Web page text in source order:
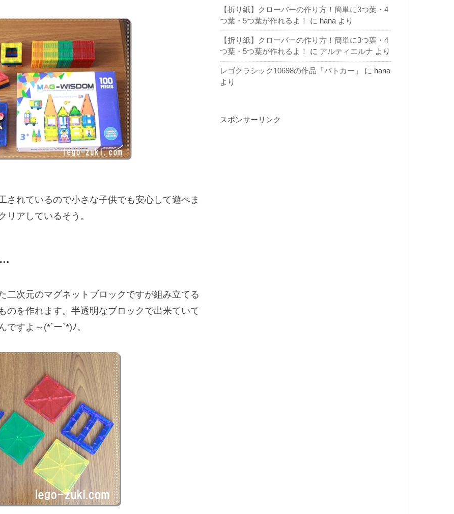
されているので小さな子供でも安心して遊べま
アしているそう。
…
二次元のマグネットブロックですが組み立てる
のを作れます。半透明なブロックで出来ていて
すよ～(*´ー`*)ﾉ。
【折り紙】クローバーの作り方！簡単に3つ葉・4
つ葉・5つ葉が作れるよ！
に hanaより
【折り紙】クローバーの作り方！簡単に3つ葉・4
つ葉・5つ葉が作れるよ！
に アルティエルナ より
レゴクラシック10698の作品「パトカー」 に hana
より
スポンサーリンク